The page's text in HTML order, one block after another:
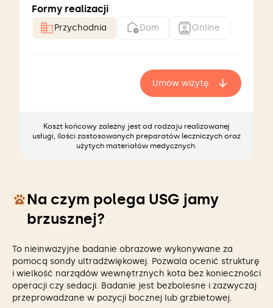
Formy realizacji
Przychodnia Dom Online
Umów wizytę
Koszt końcowy zależny jest od rodzaju realizowanej
usługi, ilości zastosowanych preparatów leczniczych oraz
użytych materiałów medycznych.
Na czym polega USG jamy
brzusznej?
To nieinwazyjne badanie obrazowe wykonywane za
pomocą sondy ultradźwiękowej. Pozwala ocenić strukturę
i wielkość narządów wewnętrznych kota bez konieczności
operacji czy sedacji. Badanie jest bezbolesne i zazwyczaj
przeprowadzane w pozycji bocznej lub grzbietowej.